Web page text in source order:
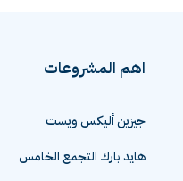
اهم المشروعات
جيزين أليكس ويست
هايد بارك التجمع الخامس